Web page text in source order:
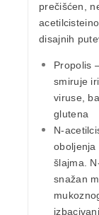
prečišćen,
disajnih
Propolis
smiruje
viruse,
glutena
N-
oboljenja
šlajma.
snažan